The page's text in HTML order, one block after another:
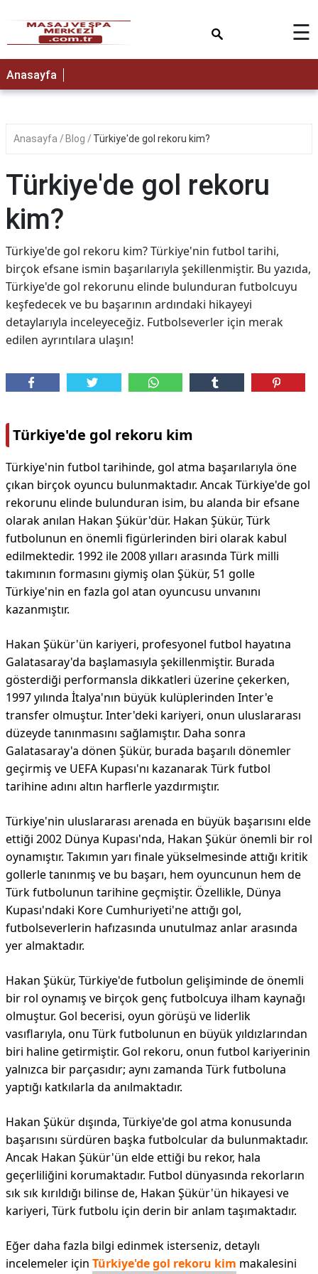
☰
Anasayfa
Anasayfa Blog Türkiye'de gol rekoru kim?
Türkiye'de gol rekoru
kim?
Türkiye'de gol rekoru kim? Türkiye'nin futbol tarihi,
birçok efsane ismin başarılarıyla şekillenmiştir. Bu yazıda,
Türkiye'de gol rekorunu elinde bulunduran futbolcuyu
keşfedecek ve bu başarının ardındaki hikayeyi
detaylarıyla inceleyeceğiz. Futbolseverler için merak
edilen ayrıntılara ulaşın!
Türkiye'de gol rekoru kim
Türkiye'nin futbol tarihinde, gol atma başarılarıyla öne
çıkan birçok oyuncu bulunmaktadır. Ancak Türkiye'de gol
rekorunu elinde bulunduran isim, bu alanda bir efsane
olarak anılan Hakan Şükür'dür. Hakan Şükür, Türk
futbolunun en önemli figürlerinden biri olarak kabul
edilmektedir. 1992 ile 2008 yılları arasında Türk milli
takımının formasını giymiş olan Şükür, 51 golle
Türkiye'nin en fazla gol atan oyuncusu unvanını
kazanmıştır.
Hakan Şükür'ün kariyeri, profesyonel futbol hayatına
Galatasaray'da başlamasıyla şekillenmiştir. Burada
gösterdiği performansla dikkatleri üzerine çekerken,
1997 yılında İtalya'nın büyük kulüplerinden Inter'e
transfer olmuştur. Inter'deki kariyeri, onun uluslararası
düzeyde tanınmasını sağlamıştır. Daha sonra
Galatasaray'a dönen Şükür, burada başarılı dönemler
geçirmiş ve UEFA Kupası'nı kazanarak Türk futbol
tarihine adını altın harflerle yazdırmıştır.
Türkiye'nin uluslararası arenada en büyük başarısını elde
ettiği 2002 Dünya Kupası'nda, Hakan Şükür önemli bir rol
oynamıştır. Takımın yarı finale yükselmesinde attığı kritik
gollerle tanınmış ve bu başarı, hem oyuncunun hem de
Türk futbolunun tarihine geçmiştir. Özellikle, Dünya
Kupası'ndaki Kore Cumhuriyeti'ne attığı gol,
futbolseverlerin hafızasında unutulmaz anlar arasında
yer almaktadır.
Hakan Şükür, Türkiye'de futbolun gelişiminde de önemli
bir rol oynamış ve birçok genç futbolcuya ilham kaynağı
olmuştur. Gol becerisi, oyun görüşü ve liderlik
vasıflarıyla, onu Türk futbolunun en büyük yıldızlarından
biri haline getirmiştir. Gol rekoru, onun futbol kariyerinin
yalnızca bir parçasıdır; aynı zamanda Türk futboluna
yaptığı katkılarla da anılmaktadır.
Hakan Şükür dışında, Türkiye'de gol atma konusunda
başarısını sürdüren başka futbolcular da bulunmaktadır.
Ancak Hakan Şükür'ün elde ettiği bu rekor, hala
geçerliliğini korumaktadır. Futbol dünyasında rekorların
sık sık kırıldığı bilinse de, Hakan Şükür'ün hikayesi ve
kariyeri, Türk futbolu için derin bir anlam taşımaktadır.
Eğer daha fazla bilgi edinmek isterseniz, detaylı
incelemeler için Türkiye'de gol rekoru kim makalesini